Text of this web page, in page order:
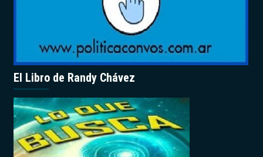
El Libro de Randy Chávez